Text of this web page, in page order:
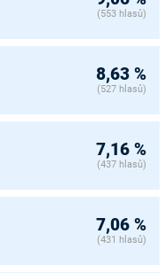
(553 hlasů)
8,63 %
(527 hlasů)
7,16 %
(437 hlasů)
7,06 %
(431 hlasů)